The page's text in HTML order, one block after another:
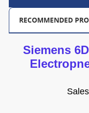
RECOMMENDED
Siemens